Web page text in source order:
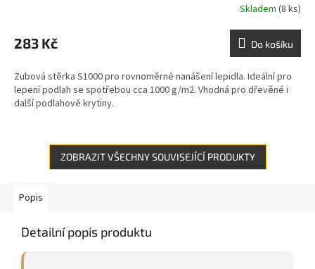
Skladem (8 ks)
283 Kč Do košíku
Zubová stěrka S1000 pro rovnoměrné nanášení lepidla. Ideální pro
lepení podlah se spotřebou cca 1000 g/m2. Vhodná pro dřevěné i
další podlahové krytiny.
ZOBRAZIT VŠECHNY SOUVISEJÍCÍ PRODUKTY
Popis
Detailní popis produktu